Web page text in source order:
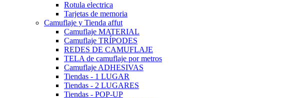
Rotula electrica
Tarjetas de memoria
Camuflaje y Tienda affut
Camuflaje MATERIAL
Camuflaje TRÍPODES
REDES DE CAMUFLAJE
TELA de camuflaje por metros
Camuflaje ADHESIVAS
Tiendas - 1 LUGAR
Tiendas - 2 LUGARES
Tiendas - POP-UP